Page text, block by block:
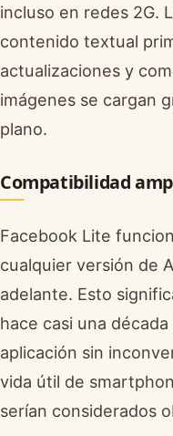
incluso en redes 2G.
contenido textual
actualizaciones y
imágenes se cargan
plano.
Compatibilidad
Facebook Lite
cualquier versión de
adelante. Esto
hace casi una
aplicación sin
vida útil de
serían considerados